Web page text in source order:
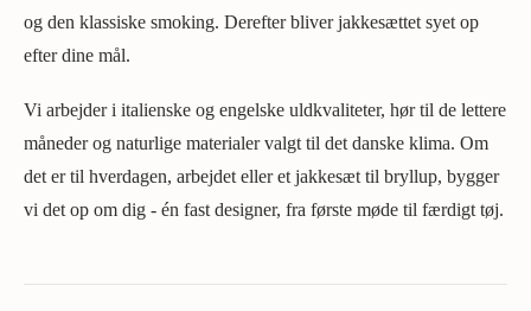
og den klassiske smoking. Derefter bliver jakkesættet syet op
efter dine mål.
Vi arbejder i italienske og engelske uldkvaliteter, hør til de lettere
måneder og naturlige materialer valgt til det danske klima. Om
det er til hverdagen, arbejdet eller et jakkesæt til bryllup, bygger
vi det op om dig - én fast designer, fra første møde til færdigt tøj.